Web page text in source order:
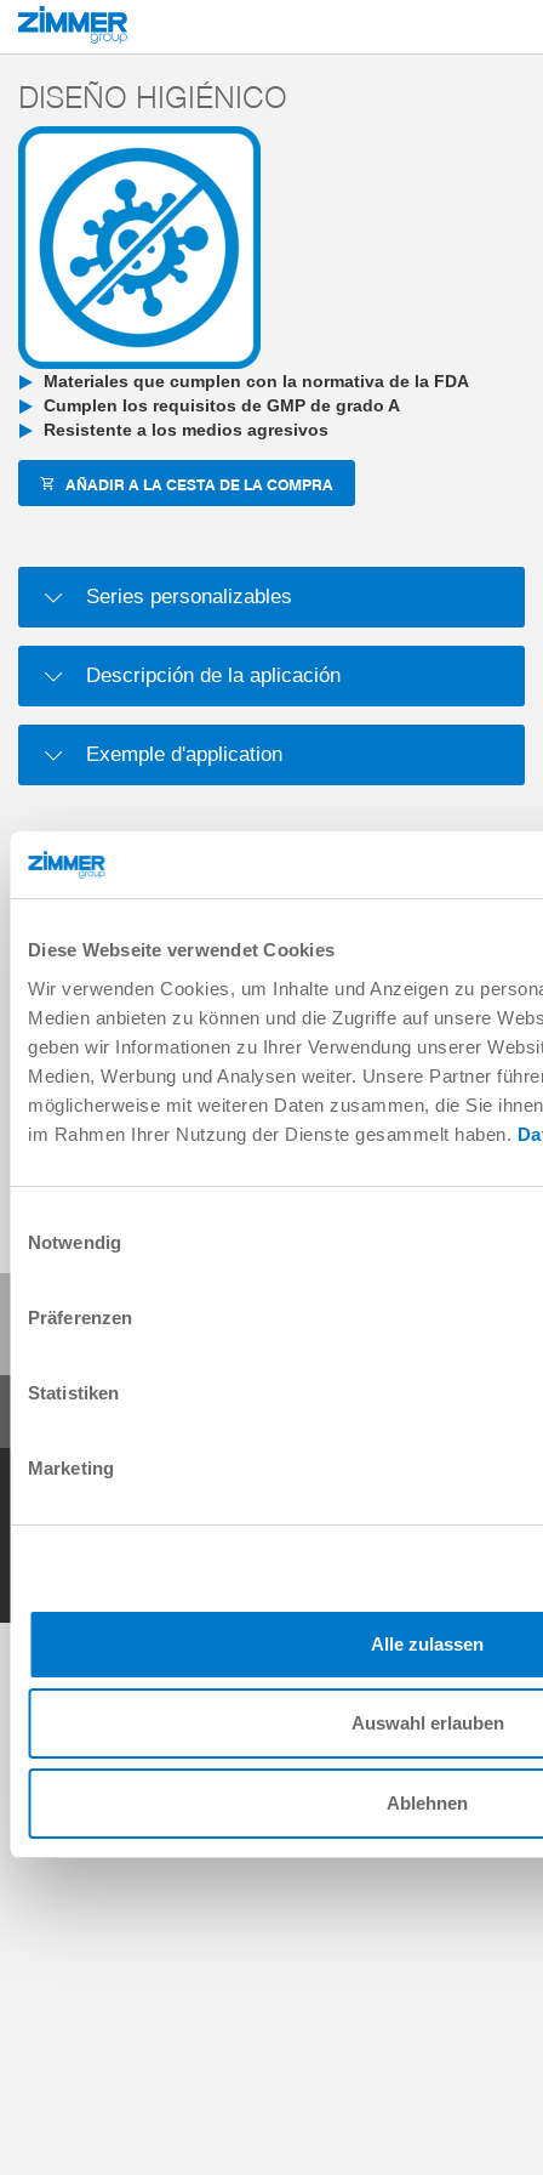
Diese Webseite verwendet Cookies
Wir verwenden Cookies, um Inhalte und Anzeigen zu
Medien anbieten zu können und die Zugriffe auf unsere
geben wir Informationen zu Ihrer Verwendung unserer
Medien, Werbung und Analysen weiter. Unsere Partner
möglicherweise mit weiteren Daten zusammen, die Sie
im Rahmen Ihrer Nutzung der Dienste gesammelt haben.
Notwendig
Präferenzen
Statistiken
Marketing
Alle zulassen
Auswahl erlauben
Ablehnen
Inicio Productos
DISEÑO HIGIÉNICO
Materiales que cumplen con la normativa de la FDA
Cumplen los requisitos de GMP de grado A
Resistente a los medios agresivos
AÑADIR A LA CESTA DE LA COMPRA
Series personalizables
Descripción de la aplicación
Exemple d'application
DESCARGAS
Hoja de datos PDF
Descargar
Condiciones generales de contrato